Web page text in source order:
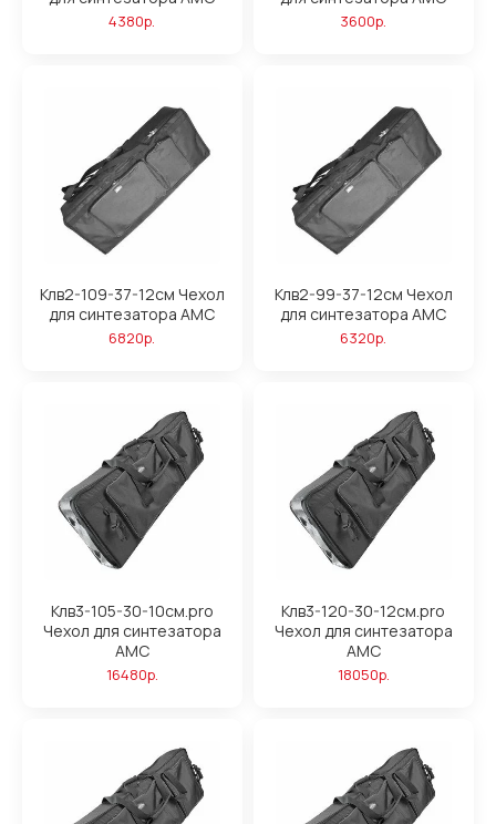
4380р. 3600р.
Клв2-109-37-12см Чехол
для синтезатора АМС
6820р.
Клв2-99-37-12см Чехол
для синтезатора АМС
6320р.
Клв3-105-30-10см.pro
Чехол для синтезатора
АМС
16480р.
Клв3-120-30-12см.pro
Чехол для синтезатора
АМС
18050р.